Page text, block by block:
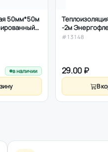
50мм*50м
в наличии
-2м
серая, Сплит
#13148
29.00 ₽
В